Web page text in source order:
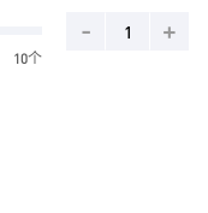
10个
- +